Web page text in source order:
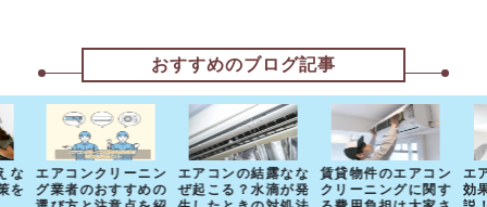
おすすめのブログ記事
な
を
エアコンクリーニン
グ業者のおすすめの
エアコンの結露なな
ぜ起こる？水滴が発
賃貸物件のエアコン
クリーニングに関す
エ
効